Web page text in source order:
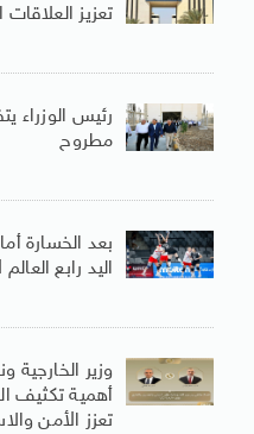
تعزيز
رئيس الوزراء
مطروح
بعد الخسارة
اليد رابع
وزير الخارجية
أهمية تكثيف
تعزز الأمن